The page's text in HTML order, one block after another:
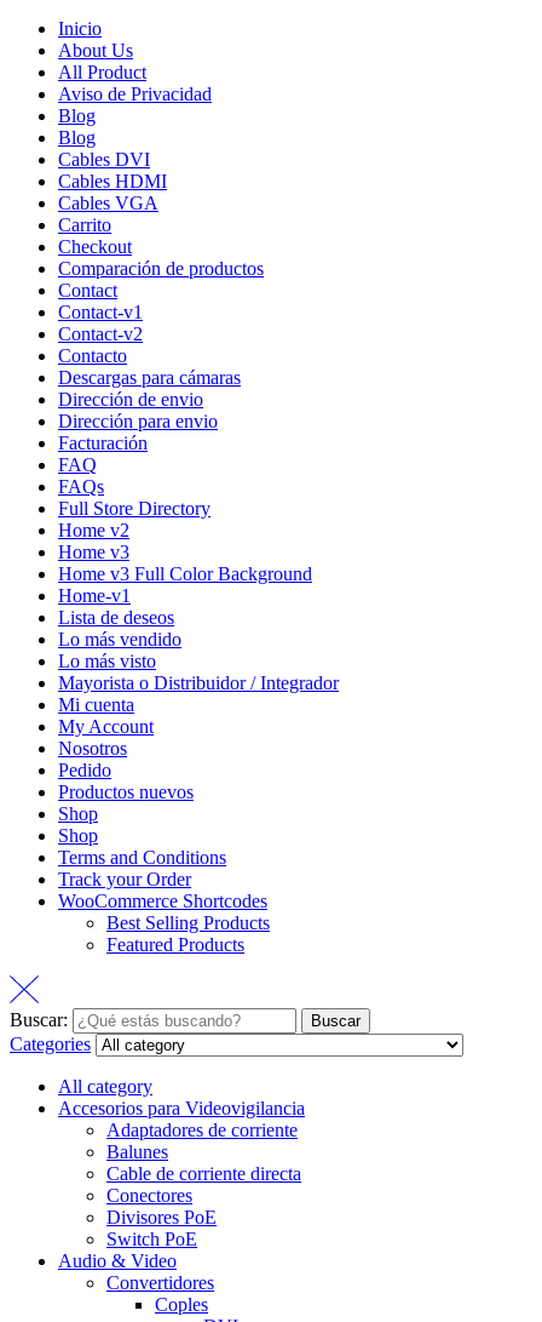
Inicio
About Us
All Product
Aviso de Privacidad
Blog
Blog
Cables DVI
Cables HDMI
Cables VGA
Carrito
Checkout
Comparación de productos
Contact
Contact-v1
Contact-v2
Contacto
Descargas para cámaras
Dirección de envio
Dirección para envio
Facturación
FAQ
FAQs
Full Store Directory
Home v2
Home v3
Home v3 Full Color Background
Home-v1
Lista de deseos
Lo más vendido
Lo más visto
Mayorista o Distribuidor / Integrador
Mi cuenta
My Account
Nosotros
Pedido
Productos nuevos
Shop
Shop
Terms and Conditions
Track your Order
WooCommerce Shortcodes
Best Selling Products
Featured Products
Buscar: Buscar
Categories
All category
Accesorios para Videovigilancia
Adaptadores de corriente
Balunes
Cable de corriente directa
Conectores
Divisores PoE
Switch PoE
Audio & Video
Convertidores
Coples